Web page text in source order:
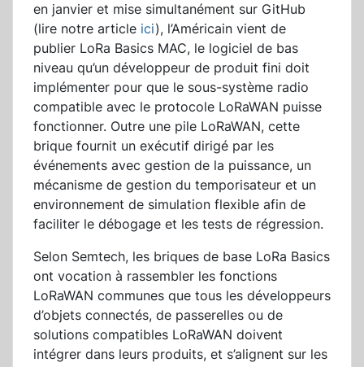
en janvier et mise simultanément sur GitHub
(lire notre article ici), l’Américain vient de
publier LoRa Basics MAC, le logiciel de bas
niveau qu’un développeur de produit fini doit
implémenter pour que le sous-système radio
compatible avec le protocole LoRaWAN puisse
fonctionner. Outre une pile LoRaWAN, cette
brique fournit un exécutif dirigé par les
événements avec gestion de la puissance, un
mécanisme de gestion du temporisateur et un
environnement de simulation flexible afin de
faciliter le débogage et les tests de régression.
Selon Semtech, les briques de base LoRa Basics
ont vocation à rassembler les fonctions
LoRaWAN communes que tous les développeurs
d’objets connectés, de passerelles ou de
solutions compatibles LoRaWAN doivent
intégrer dans leurs produits, et s’alignent sur les